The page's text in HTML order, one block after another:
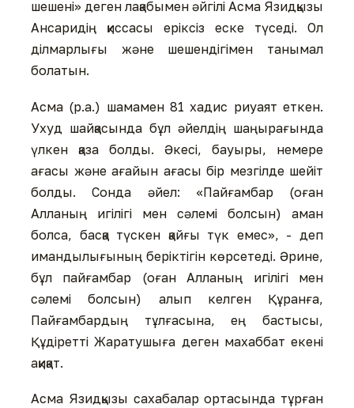
шешені» деген лақабымен әйгілі Асма Язидқызы
Ансаридің қиссасы еріксіз еске түседі. Ол
ділмарлығы және шешендігімен танымал
болатын.
Асма (р.а.) шамамен 81 хадис риуаят еткен.
Ухуд шайқасында бұл әйелдің шаңырағында
үлкен қаза болды. Әкесі, бауыры, немере
ағасы және ағайын ағасы бір мезгілде шейіт
болды. Сонда әйел: «Пайғамбар (оған
Алланың игілігі мен сәлемі болсын) аман
болса, басқа түскен қайғы түк емес», - деп
имандылығының беріктігін көрсетеді. Әрине,
бұл пайғамбар (оған Алланың игілігі мен
сәлемі болсын) алып келген Құранға,
Пайғамбардың тұлғасына, ең бастысы,
Құдіретті Жаратушыға деген махаббат екені
ақиқат.
Асма Язидқызы сахабалар ортасында тұрған